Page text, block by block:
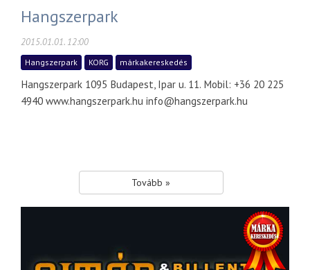
Hangszerpark
2015.01.01. 12:00
Hangszerpark KORG márkakereskedés
Hangszerpark 1095 Budapest, Ipar u. 11. Mobil: +36 20 225
4940 www.hangszerpark.hu info@hangszerpark.hu
Tovább »